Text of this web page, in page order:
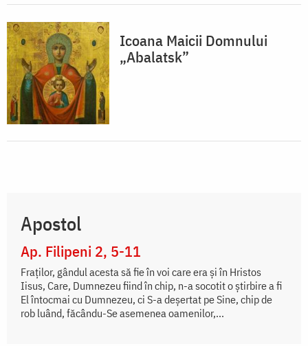
Icoana Maicii Domnului
„Abalatsk”
Apostol
Ap. Filipeni 2, 5-11
Fraților, gândul acesta să fie în voi care era și în Hristos
Iisus, Care, Dumnezeu fiind în chip, n-a socotit o știrbire a fi
El întocmai cu Dumnezeu, ci S-a deșertat pe Sine, chip de
rob luând, făcându-Se asemenea oamenilor,...